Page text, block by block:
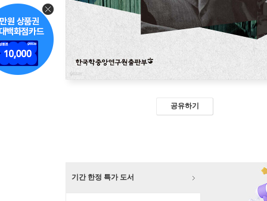
공유하기
기간 한정 특가 도서